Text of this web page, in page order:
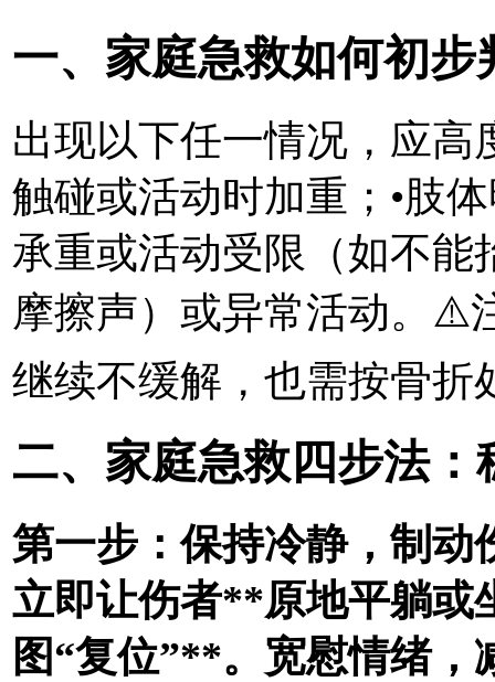
一、家庭急救如何初
出现以下任一情况，应高
触碰或活动时加重；•肢
承重或活动受限（如不能
摩擦声）或异常活动。⚠️
继续不缓解，也需按骨折
二、家庭急救四步法：
第一步：保持冷静，制动
立即让伤者**原地平躺或
图“复位”**。宽慰情绪，